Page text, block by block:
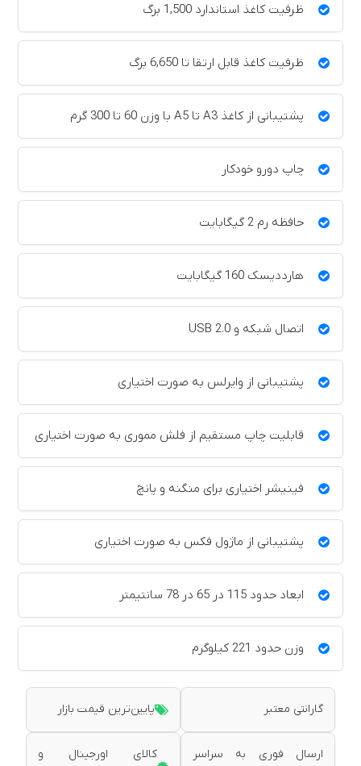
ظرفیت کاغذ استاندارد 1,500 برگ
ظرفیت کاغذ قابل ارتقا تا 6,650 برگ
پشتیبانی از کاغذ A3 تا A5 با وزن 60 تا 300 گرم
چاپ دورو خودکار
حافظه رم 2 گیگابایت
هارددیسک 160 گیگابایت
اتصال شبکه و USB 2.0
پشتیبانی از وایرلس به صورت اختیاری
قابلیت چاپ مستقیم از فلش مموری به صورت اختیاری
فینیشر اختیاری برای منگنه و پانچ
پشتیبانی از ماژول فکس به صورت اختیاری
ابعاد حدود 115 در 65 در 78 سانتیمتر
وزن حدود 221 کیلوگرم
گارانتی معتبر پایین‌ترین قیمت بازار
ارسال فوری به سراسر
کالای اورجینال و